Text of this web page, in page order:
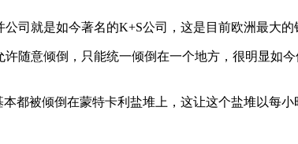
司就是如今著名的K+S公司，这是目前欧洲最大的
随意倾倒，只能统一倾倒在一个地方，很明显如
都被倾倒在蒙特卡利盐堆上，这让这个盐堆以每小